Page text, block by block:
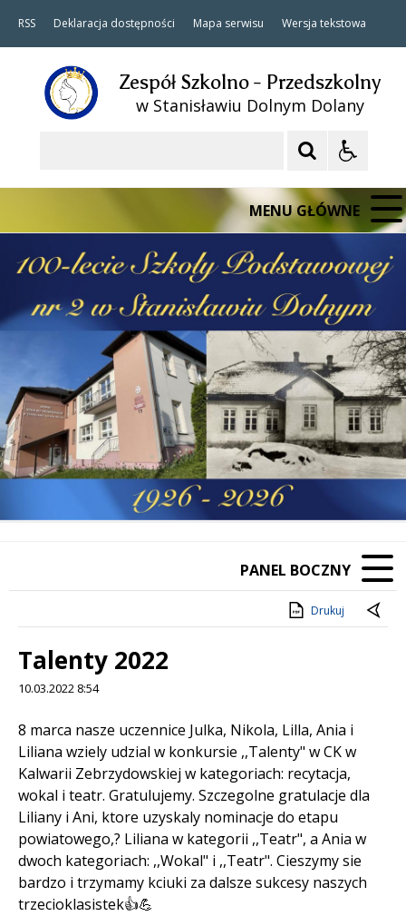
RSS Deklaracja dostępności Mapa serwisu Wersja tekstowa
Zespół Szkolno - Przedszkolny
w Stanisławiu Dolnym Dolany
MENU GŁÓWNE
PANEL BOCZNY
Drukuj
Talenty 2022
10.03.2022 8:54
Treść
8 marca nasze uczennice Julka, Nikola, Lilla, Ania i
Liliana wziely udzial w konkursie ,,Talenty" w CK w
Kalwarii Zebrzydowskiej w kategoriach: recytacja,
wokal i teatr. Gratulujemy. Szczegolne gratulacje dla
Liliany i Ani, ktore uzyskaly nominacje do etapu
powiatowego,? Liliana w kategorii ,,Teatr", a Ania w
dwoch kategoriach: ,,Wokal" i ,,Teatr". Cieszymy sie
bardzo i trzymamy kciuki za dalsze sukcesy naszych
trzecioklasistek👍💪